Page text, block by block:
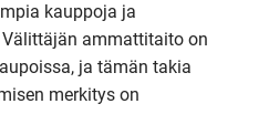
kauppoja ja
ammattitaito on
ja tämän takia
merkitys on